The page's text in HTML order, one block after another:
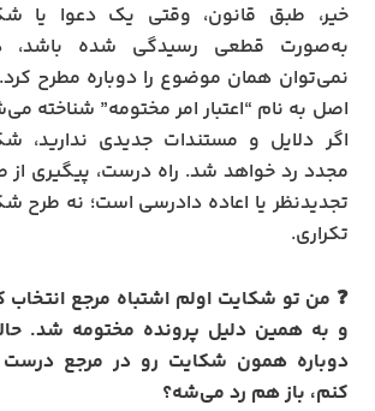
خیر، طبق قانون، وقتی یک دعوا یا
به‌صورت قطعی رسیدگی شده باشد،
نمی‌توان همان موضوع را دوباره مطرح
اصل به نام “اعتبار امر مختومه” شناخته
اگر دلایل و مستندات جدیدی ندارید،
مجدد رد خواهد شد. راه درست، پیگیری از
تجدیدنظر یا اعاده دادرسی است؛ نه طرح
تکراری.
❓ من تو شکایت اولم اشتباه مرجع انتخاب
و به همین دلیل پرونده مختومه شد.
دوباره همون شکایت رو در مرجع
کنم، باز هم رد می‌شه؟